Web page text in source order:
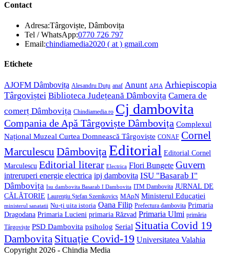
Contact
Adresa:Târgoviște, Dâmbovița
Tel / WhatsApp:0770 726 797Opens
in
Email:chindiamedia2020 ( at ) gmail.comOpens
Etichete
AJOFM Dâmbovița Alesandru Duțu anaf Anunt APIA Arhiepiscopia
Târgoviștei Biblioteca Județeană Dâmbovița Camera de
comerț Dâmbovița Chindiamedia.ro Cj dambovita
Compania de Apă Târgoviște Dâmbovița Complexul
Național Muzeal Curtea Domnească Târgoviște CONAF Cornel
Marculescu DâmbovițaEditorial Editorial Cornel
Marculescu Editorial literar Electrica Flori Bungete Guvern
intreruperi energie electrica ipj dambovita ISU "Basarab I"
Dâmbovița Isu dambovita Basarab I Dambovita ITM Dambovita JURNAL DE
CĂLĂTORIE Laurențiu Ștefan Szemkovics MApN Ministerul Educației
ministerul sanatatii Nu-ți uita istoria Oana Filip Prefectura dambovita Primaria
Dragodana Primaria Lucieni primaria Răzvad Primaria Ulmi primăria
Târgoviște PSD Dambovita psiholog Serial Situatia Covid 19
Dambovita Situație Covid-19 Universitatea Valahia
Copyright 2026 - Chindia Media